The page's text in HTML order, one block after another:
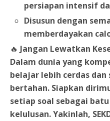
persiapan intensif
Disusun dengan
memberdayakan
🔥 Jangan Lewatkan
Dalam dunia yang
belajar lebih cerdas
bertahan. Siapkan
setiap soal sebagai
kelulusan.Yakinlah,